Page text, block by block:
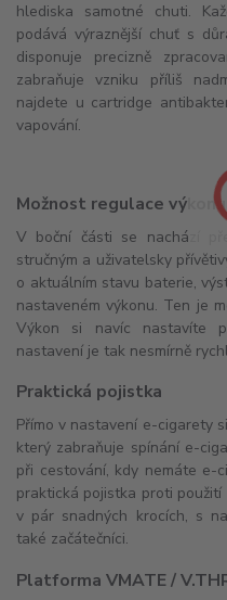
hlediska samotné chuti.
podává výraznější chuť s
disponuje precizně
zabraňuje vzniku příliš
najdete u cartridge
vapování.
Možnost regulace výkonu
V boční části se nachází
stručným a uživatelsky
o aktuálním stavu baterie,
nastaveném výkonu. Ten je
Výkon si navíc nastavíte
nastavení je tak nesmírně
Praktická pojistka
Přímo v nastavení e-cigarety
který zabraňuje spínání e-
při cestování, kdy nemáte e-
praktická pojistka proti
v pár snadných krocích, s
také začátečníci.
Platforma VMATE /